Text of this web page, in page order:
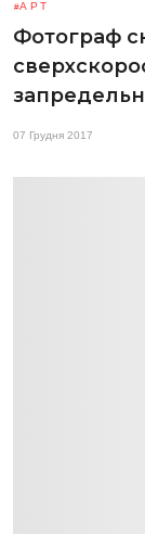
АРТ
Фотограф
07 Грудня 2017